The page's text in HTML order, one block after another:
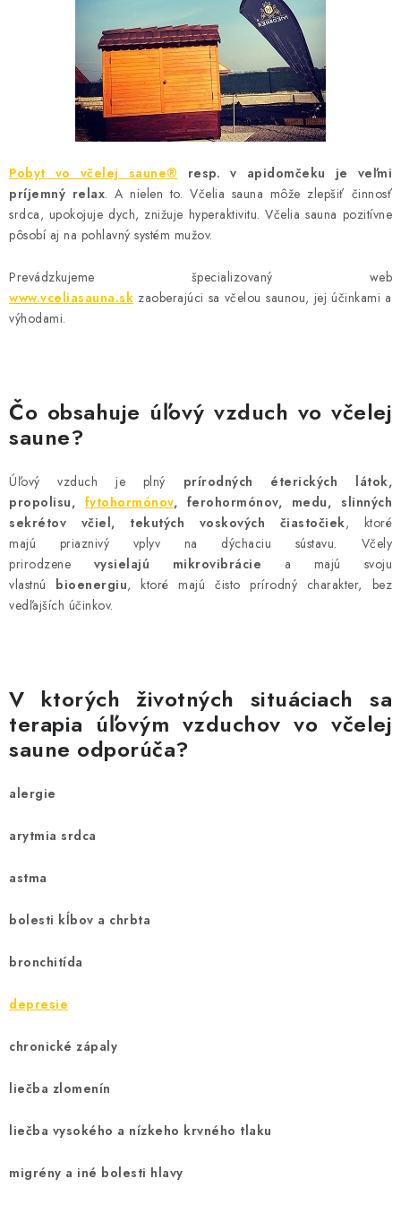
MEDOVÉ DARČEKOVÉ SETY
VÝROBKY Z VOSKU
DOPLNKY KU VČELÍM PRODUKTOM
MEDOVÉ CUKROVINKY
SLUŽBY VČELÁRA
DARČEKOVÝ POUKAZ
VČELÁRSKE POTREBY
AKCIE A ZĽAVY
ČOKOLÁDA
VÝŽIVOVÉ DOPLNKY
Kamenná predajňa
Ochrana osobných údajov
Vrátenie tovaru, výmena a reklamácie
Veľkoobchod
Pobyt vo včelej saune® resp. v apidomčeku je veľmi
príjemný relax. A nielen to. Včelia sauna môže zlepšiť činnosť
srdca, upokojuje dych, znižuje hyperaktivitu. Včelia sauna pozitívne
pôsobí aj na pohlavný systém mužov.
Prevádzkujeme špecializovaný web
www.vceliasauna.sk zaoberajúci sa včelou saunou, jej účinkami a
výhodami.
Čo obsahuje úľový vzduch vo včelej
saune?
Úľový vzduch je plný
prírodných éterických látok,
propolisu, fytohormónov, ferohormónov, medu, slinných
sekrétov včiel, tekutých voskových čiastočiek, ktoré
majú
priaznivý vplyv na dýchaciu sústavu. Včely
prirodzene
vysielajú mikrovibrácie
a majú svoju
vlastnú
bioenergiu, ktoré majú čisto prírodný charakter, bez
vedľajších účinkov.
V ktorých životných situáciach sa
terapia úľovým vzduchov vo včelej
saune odporúča?
alergie
arytmia srdca
astma
bolesti kĺbov a chrbta
bronchitída
depresie
chronické zápaly
liečba zlomenín
liečba vysokého a nízkeho krvného tlaku
migrény a iné bolesti hlavy